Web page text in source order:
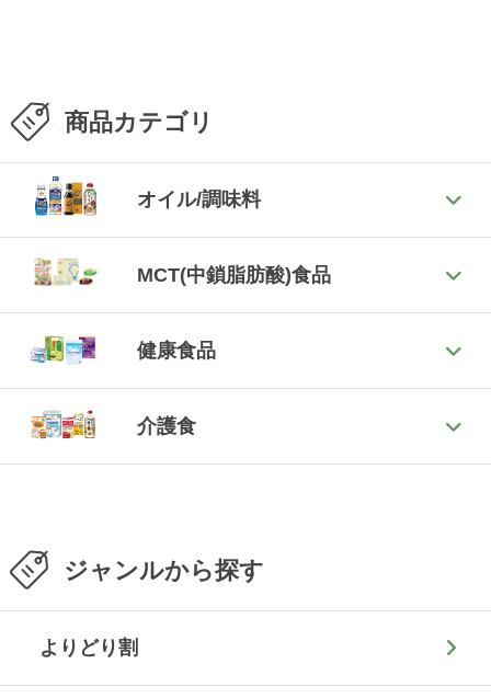
商品カテゴリ
オイル/調味料
MCT(中鎖脂肪酸)食品
健康食品
介護食
ジャンルから探す
よりどり割